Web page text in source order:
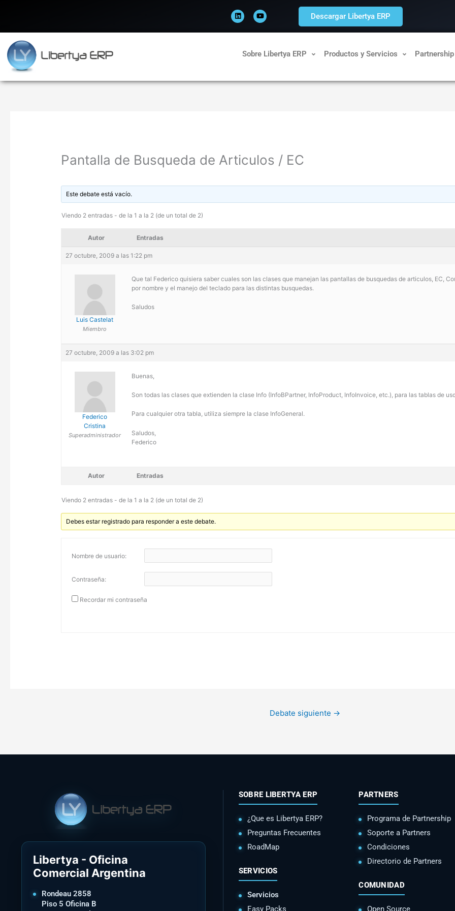
i
n
k
e
o
u
t
u
Descargar Libertya ERP
Sobre Libertya ERP Productos y Servicios Partnership
Pantalla de Busqueda de Articulos / EC
Este debate está vacío.
Viendo 2 entradas - de la 1 a la 2 (de un total de 2)
Autor Entradas
27 octubre, 2009 a las 1:22 pm
Luis Castelat
Miembro
Que tal Federico quisiera saber cuales son las clases que manejan las pantallas de busquedas de articulos, EC,
por nombre y el manejo del teclado para las distintas busquedas.
Saludos
27 octubre, 2009 a las 3:02 pm
Federico
Cristina
Superadministrador
Buenas,
Son todas las clases que extienden la clase Info (InfoBPartner, InfoProduct, InfoInvoice, etc.), para las tablas de
Para cualquier otra tabla, utiliza siempre la clase InfoGeneral.
Saludos,
Federico
Autor Entradas
Viendo 2 entradas - de la 1 a la 2 (de un total de 2)
Debes estar registrado para responder a este debate.
Nombre de usuario:
Contraseña:
Recordar mi contraseña
Debate siguiente →
Libertya - Oficina
Comercial Argentina
Rondeau 2858
Piso 5 Oficina B
SOBRE LIBERTYA ERP
¿Que es Libertya ERP?
Preguntas Frecuentes
RoadMap
SERVICIOS
Servicios
Easy Packs
PARTNERS
Programa de Partnership
Soporte a Partners
Condiciones
Directorio de Partners
COMUNIDAD
Open Source